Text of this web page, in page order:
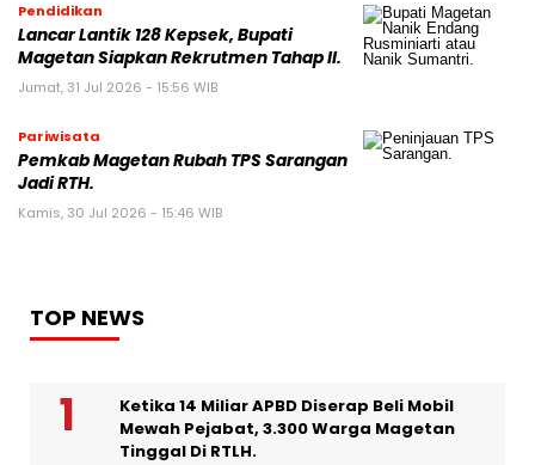
Pendidikan
Lancar Lantik 128 Kepsek, Bupati
Magetan Siapkan Rekrutmen Tahap II.
Jumat, 31 Jul 2026 - 15:56 WIB
Pariwisata
Pemkab Magetan Rubah TPS Sarangan
Jadi RTH.
Kamis, 30 Jul 2026 - 15:46 WIB
TOP NEWS
Ketika 14 Miliar APBD Diserap Beli Mobil
Mewah Pejabat, 3.300 Warga Magetan
Tinggal Di RTLH.